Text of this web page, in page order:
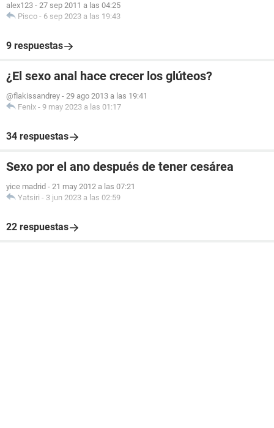
alex123 - 27 sep 2011 a las 04:25
Pisco - 6 sep 2023 a las 19:43
9 respuestas
¿El sexo anal hace crecer los glúteos?
@flakissandrey - 29 ago 2013 a las 19:41
Fenix - 9 may 2023 a las 01:17
34 respuestas
Sexo por el ano después de tener cesárea
yice madrid - 21 may 2012 a las 07:21
Yatsiri - 3 jun 2023 a las 02:59
22 respuestas